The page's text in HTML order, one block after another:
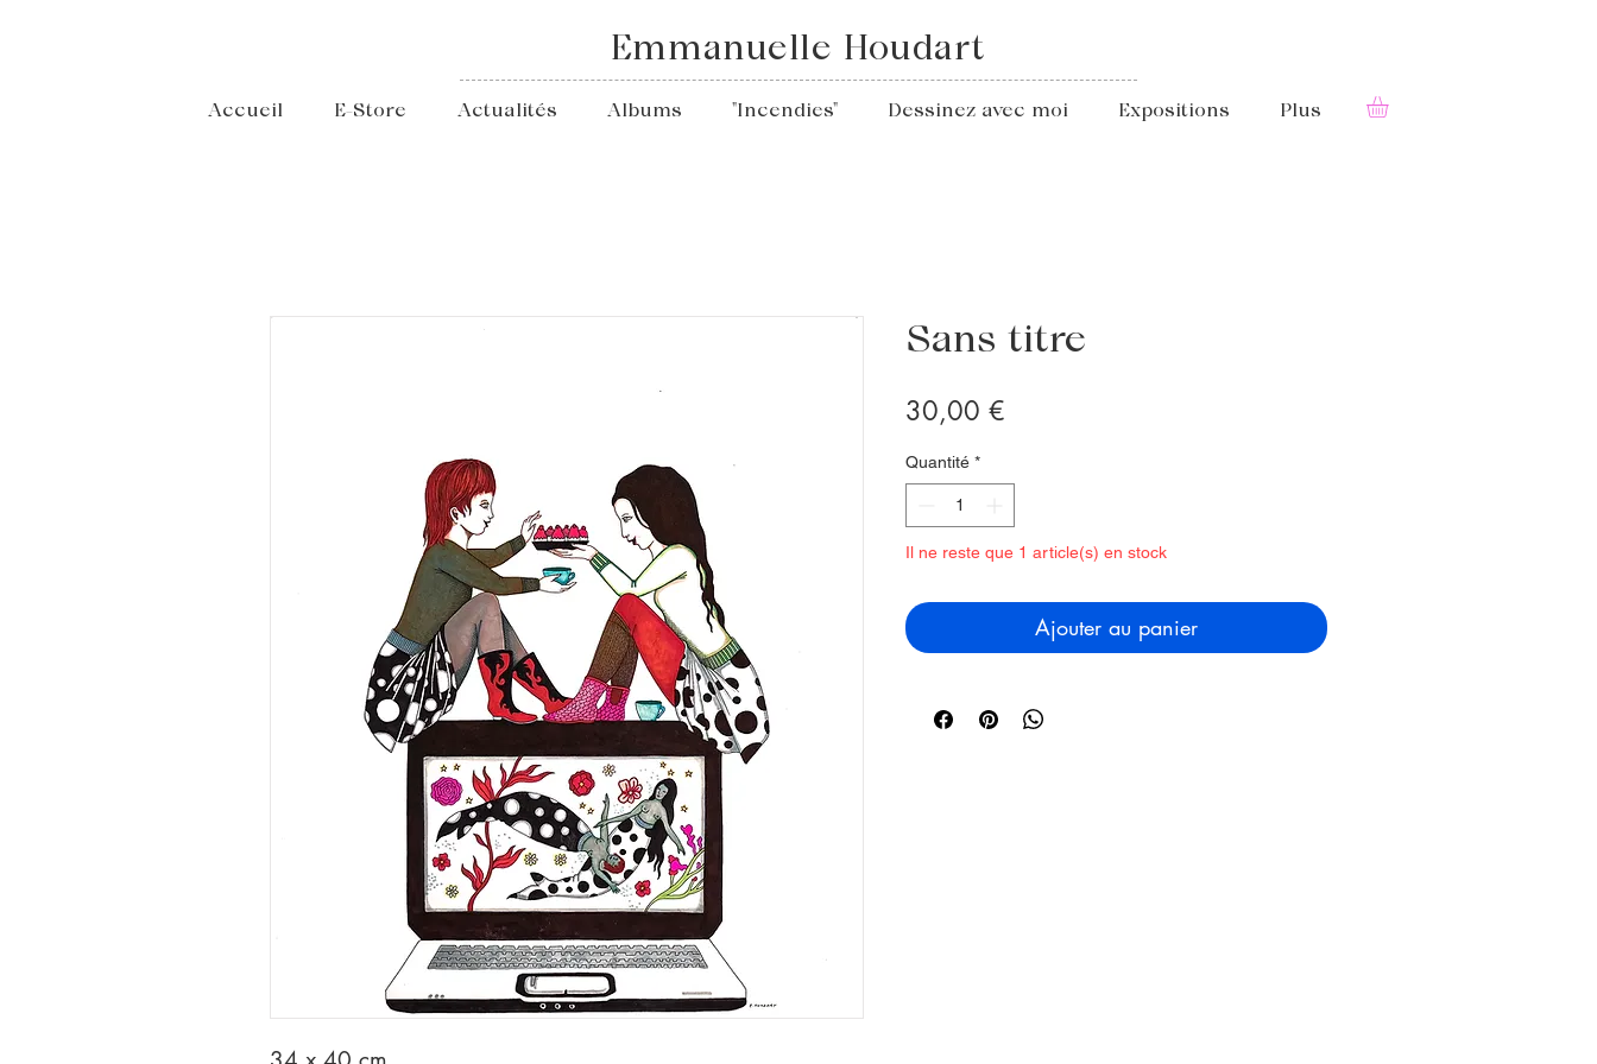
Emmanuelle Houdart
Accueil E-Store Actualités Albums "Incendies" Dessinez avec moi Expositions Plus
Sans titre
30,00 €
Quantité *
Il ne reste que 1 article(s) en stock
Ajouter au panier